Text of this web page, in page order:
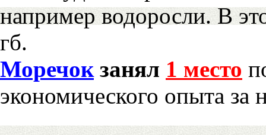
например водоросли. В
гб.
Моречокзанял 1 место
экономического опыта за